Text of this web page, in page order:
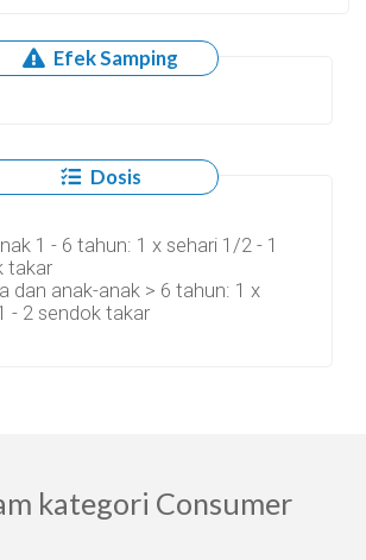
Efek Samping
Dosis
1 - 6 tahun: 1 x sehari 1/2 - 1
takar
dan anak-anak > 6 tahun: 1 x
- 2 sendok takar
kategori Consumer